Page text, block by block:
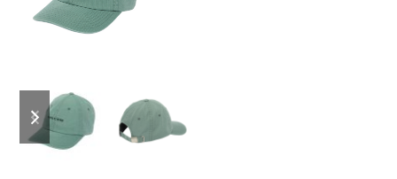
previous
slide
next
slide